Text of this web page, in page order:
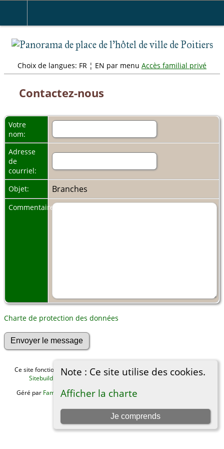
Choix de langues: FR ¦ EN par menu Accès familial privé
Note : Ce site utilise des cookies.
Afficher la charte
Je comprends
Contactez-nous
Votre
nom:
Adresse
de
courriel:
Objet:
Branches
Commentaires:
Charte de protection des données
Ce site fonctionne grace au logicielThe Next Generation of Genealogy
Sitebuildingv. 15.0.4, écrit par Darrin Lythgoe © 2001-2026.
Géré par Famille Achard-James. |Charte de protection des données
Basculer vers site normal